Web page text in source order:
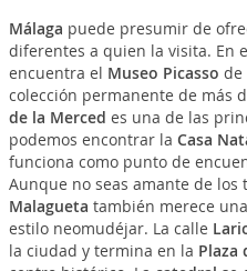
Málaga puede presumir de
diferentes a quien la visita. En
encuentra el Museo Picasso de
colección permanente de más
de la Merced es una de las
podemos encontrar la Casa
funciona como punto de
Aunque no seas amante de los
Malagueta también merece
estilo neomudéjar. La calle
la ciudad y termina en la Plaza